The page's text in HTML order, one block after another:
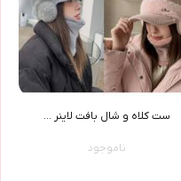
ست کلاه و شال بافت لاینر ...
ناموجود